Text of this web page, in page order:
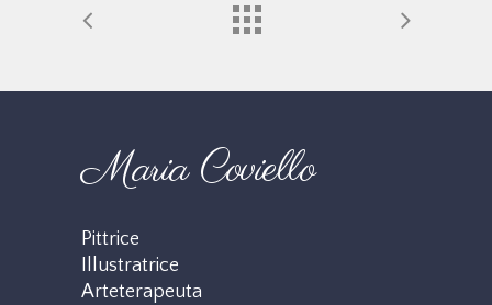
Maria Coviello
Pittrice
Illustratrice
Arteterapeuta